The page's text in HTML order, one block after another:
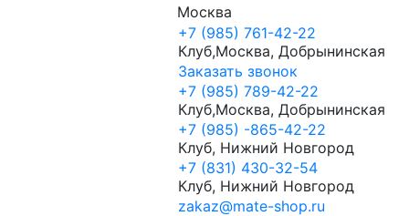
Москва
+7 (985) 761-42-22
Клуб,Москва, Добрынинская
Заказать звонок
+7 (985) 789-42-22
Клуб,Москва, Добрынинская
+7 (985) -865-42-22
Клуб, Нижний Новгород
+7 (831) 430-32-54
Клуб, Нижний Новгород
zakaz@mate-shop.ru